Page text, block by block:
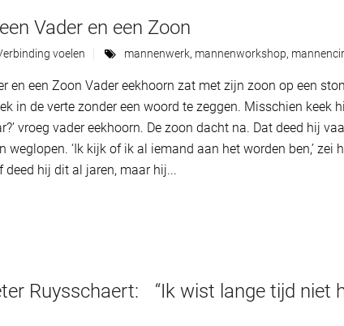
Vader en een Zoon
voelen mannenwerk, mannenworkshop,
en een Zoon Vader eekhoorn zat met zijn zoon op een
in de verte zonder een woord te zeggen. Misschien keek
vroeg vader eekhoorn. De zoon dacht na. Dat deed hij
weglopen. ‘Ik kijk of ik al iemand aan het worden ben,’ zei
deed hij dit al jaren, maar hij...
Ruysschaert: “Ik wist lange tijd niet